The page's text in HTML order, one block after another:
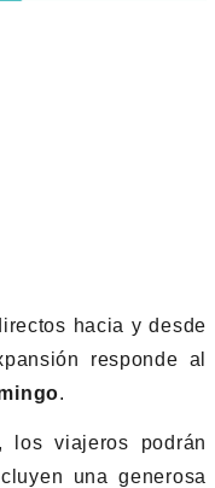
hacia y desde
responde al
.
los viajeros podrán
una generosa